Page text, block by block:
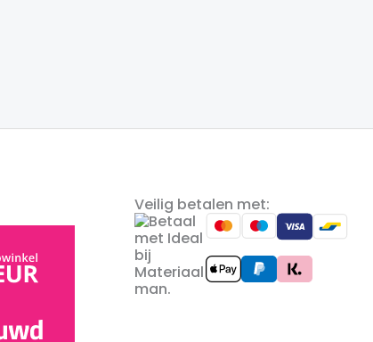
Veilig betalen met: